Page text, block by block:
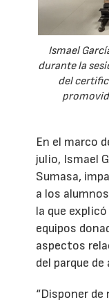
Ismael
durante la
del
En el marco
julio, Ismael
Sumasa,
a los
la que
equipos
aspectos
del parque
“Disponer